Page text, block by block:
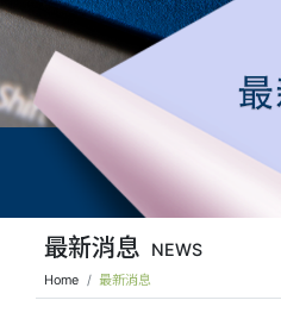
最新消息 NEWS
Home 最新消息